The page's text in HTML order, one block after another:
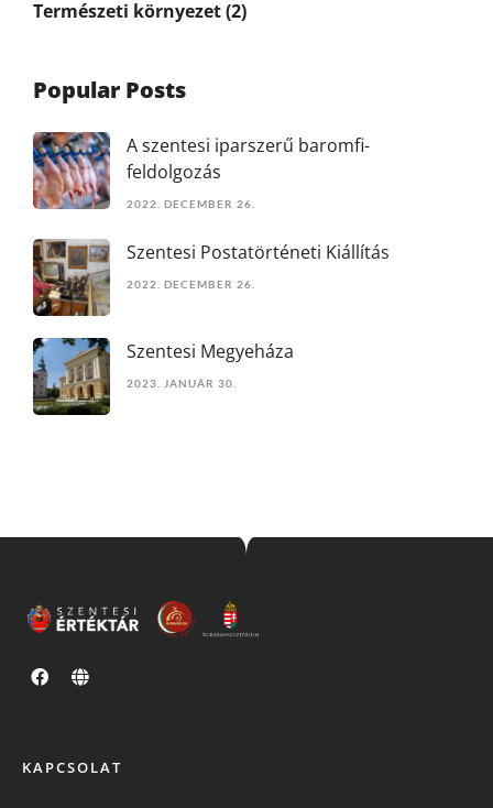
Természeti környezet(2)
Popular Posts
A szentesi iparszerű baromfi-
feldolgozás
2022. DECEMBER 26.
Szentesi Postatörténeti Kiállítás
2022. DECEMBER 26.
Szentesi Megyeháza
2023. JANUÁR 30.
KAPCSOLAT